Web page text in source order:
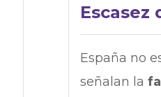
España no
señalan la